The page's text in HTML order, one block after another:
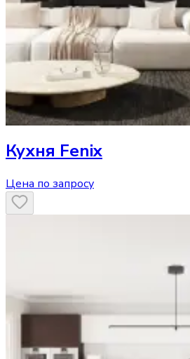
Кухня Fenix
Цена по запросу